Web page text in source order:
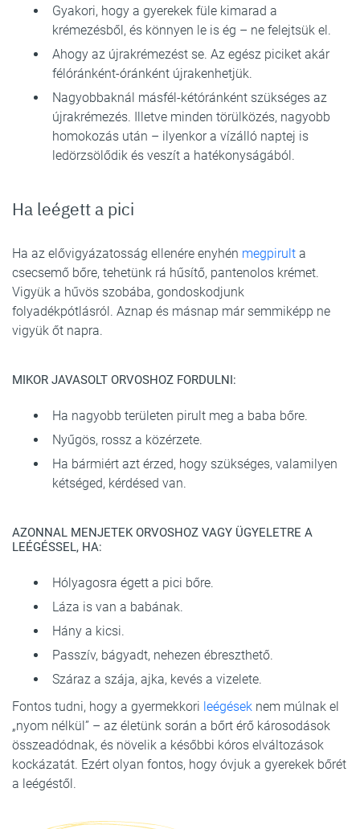
Gyakori, hogy a gyerekek füle kimarad a
krémezésből, és könnyen le is ég – ne felejtsük el.
Ahogy az újrakrémezést se. Az egész piciket akár
félóránként-óránként újrakenhetjük.
Nagyobbaknál másfél-kétóránként szükséges az
újrakrémezés. Illetve minden törülközés, nagyobb
homokozás után – ilyenkor a vízálló naptej is
ledörzsölődik és veszít a hatékonyságából.
Ha leégett a pici
Ha az elővigyázatosság ellenére enyhén megpirult a
csecsemő bőre, tehetünk rá hűsítő, pantenolos krémet.
Vigyük a hűvös szobába, gondoskodjunk
folyadékpótlásról. Aznap és másnap már semmiképp ne
vigyük őt napra.
MIKOR JAVASOLT ORVOSHOZ FORDULNI:
Ha nagyobb területen pirult meg a baba bőre.
Nyűgös, rossz a közérzete.
Ha bármiért azt érzed, hogy szükséges, valamilyen
kétséged, kérdésed van.
AZONNAL MENJETEK ORVOSHOZ VAGY ÜGYELETRE A
LEÉGÉSSEL, HA:
Hólyagosra égett a pici bőre.
Láza is van a babának.
Hány a kicsi.
Passzív, bágyadt, nehezen ébreszthető.
Száraz a szája, ajka, kevés a vizelete.
Fontos tudni, hogy a gyermekkori leégések nem múlnak el
„nyom nélkül” – az életünk során a bőrt érő károsodások
összeadódnak, és növelik a későbbi kóros elváltozások
kockázatát. Ezért olyan fontos, hogy óvjuk a gyerekek bőrét
a leégéstől.